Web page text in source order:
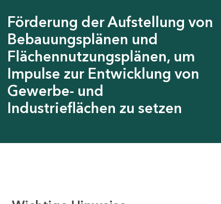
Förderung der Aufstellung von
Bebauungsplänen und
Flächennutzungsplänen, um
Impulse zur Entwicklung von
Gewerbe- und
Industrieflächen zu setzen